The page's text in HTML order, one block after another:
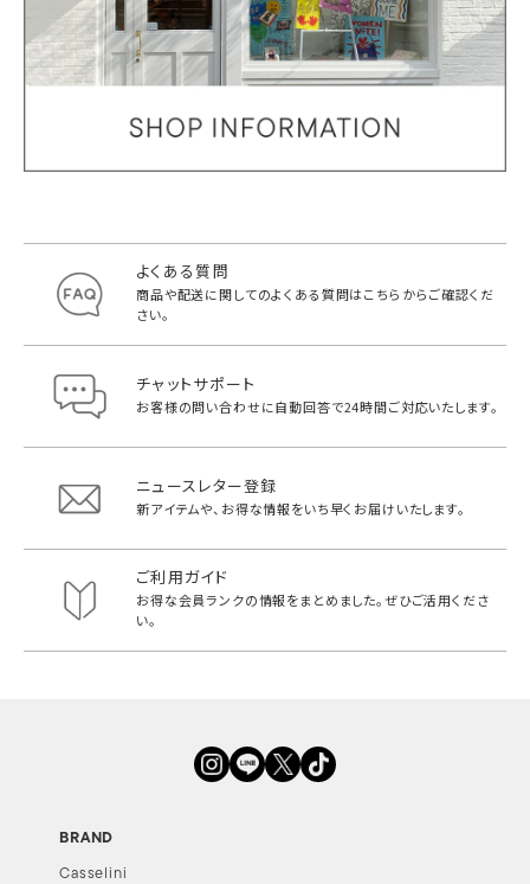
よくある質問
商品や配送に関してのよくある質問はこちらからご確認くだ
さい。
チャットサポート
お客様の問い合わせに自動回答で24時間ご対応いたします。
ニュースレター登録
新アイテムや、お得な情報をいち早く お届けいたします。
ご利用ガイド
お得な会員ランクの情報をまとめました。ぜひご活用くださ
い。
BRAND
Casselini